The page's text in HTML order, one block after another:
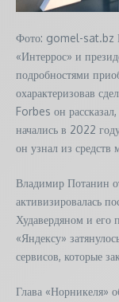
Фото: gomel-sat.bz
«Интеррос» и
подробностями
охарактеризовав
Forbes он
начались в 2022
он узнал из
Владимир Потанин
активизировалась
Худавердяном и его
«Яндексу»
сервисов, которые
Глава «Норникеля»